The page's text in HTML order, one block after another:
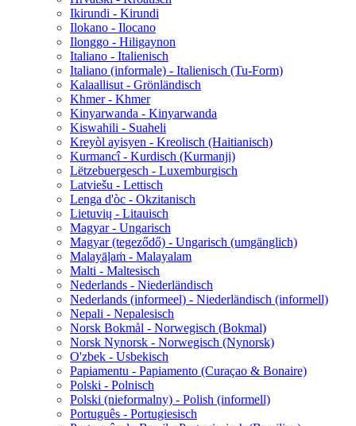
Ikirundi - Kirundi
Ilokano - Ilocano
Ilonggo - Hiligaynon
Italiano - Italienisch
Italiano (informale) - Italienisch (Tu-Form)
Kalaallisut - Grönländisch
Khmer - Khmer
Kinyarwanda - Kinyarwanda
Kiswahili - Suaheli
Kreyòl ayisyen - Kreolisch (Haitianisch)
Kurmancî - Kurdisch (Kurmanji)
Lëtzebuergesch - Luxemburgisch
Latviešu - Lettisch
Lenga d'òc - Okzitanisch
Lietuvių - Litauisch
Magyar - Ungarisch
Magyar (tegeződő) - Ungarisch (umgänglich)
Malayāḷaṁ - Malayalam
Malti - Maltesisch
Nederlands - Niederländisch
Nederlands (informeel) - Niederländisch (informell)
Nepali - Nepalesisch
Norsk Bokmål - Norwegisch (Bokmal)
Norsk Nynorsk - Norwegisch (Nynorsk)
O'zbek - Usbekisch
Papiamentu - Papiamento (Curaçao & Bonaire)
Polski - Polnisch
Polski (nieformalny) - Polish (informell)
Português - Portugiesisch